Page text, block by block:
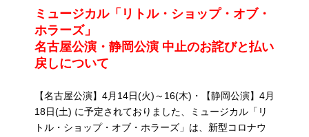
ミュージカル「リトル・ショップ・オブ・
ホラーズ」
名古屋公演・静岡公演 中止のお詫びと払い
戻しについて
【名古屋公演】4月14日(火)～16(木)・【静岡公演】4月
18日(土) に予定されておりました、ミュージカル「リ
トル・ショップ・オブ・ホラーズ」は、新型コロナウ